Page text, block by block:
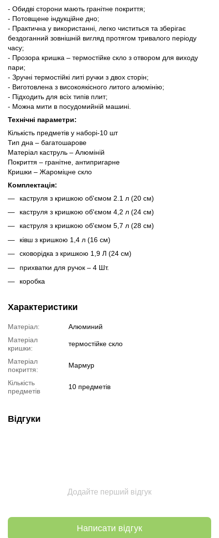
- Обидві сторони мають гранітне покриття;
- Потовщене індукційне дно;
- Практична у використанні, легко чиститься та зберігає
бездоганний зовнішній вигляд протягом тривалого періоду
часу;
- Прозора кришка – термостійке скло з отвором для виходу
пари;
- Зручні термостійкі литі ручки з двох сторін;
- Виготовлена з високоякісного литого алюмінію;
- Підходить для всіх типів плит;
- Можна мити в посудомийній машині.
Технічні параметри:
Кількість предметів у наборі-10 шт
Тип дна – багатошарове
Матеріал каструль – Алюміній
Покриття – гранітне, антипригарне
Кришки – Жароміцне скло
Комплектація:
каструля з кришкою об'ємом 2.1 л (20 см)
каструля з кришкою об'ємом 4,2 л (24 см)
каструля з кришкою об'ємом 5,7 л (28 см)
ківш з кришкою 1,4 л (16 см)
сковорідка з кришкою 1,9 Л (24 см)
прихватки для ручок – 4 Шт.
коробка
Характеристики
Матеріал:
Алюминий
Матеріал
кришки:
термостійке скло
Матеріал
покриття:
Мармур
Кількість
предметів
10 предметів
Відгуки
Додайте перший відгук
Написати відгук